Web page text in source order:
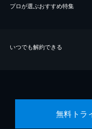
プロが選ぶおすすめ特集
いつでも解約できる
無料トラ